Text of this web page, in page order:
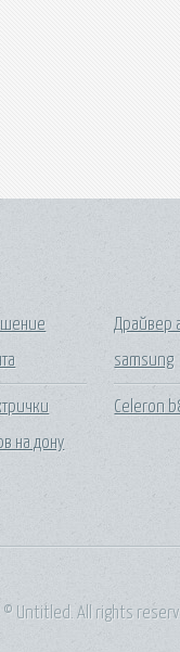
на дону
Драйвер
samsung
Celeron
© Untitled. All rights